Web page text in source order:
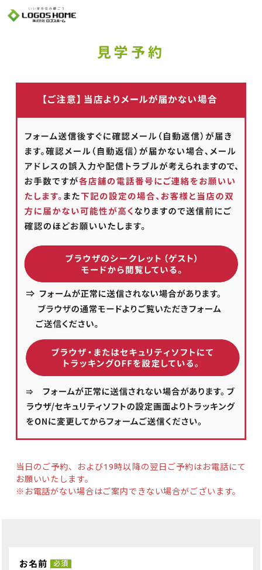
見学予約
当日のご予約、および19時以降の翌日ご予約はお電話にて
お願いいたします。
※お電話がない場合はご案内できない場合がございます。
お名前 必須
Cookie を使用して、お客様の活動を追跡してもよろしいですか? 当社ではお客様の
プライバシーを極めて重視しています。詳細について、およびご質問がある場合